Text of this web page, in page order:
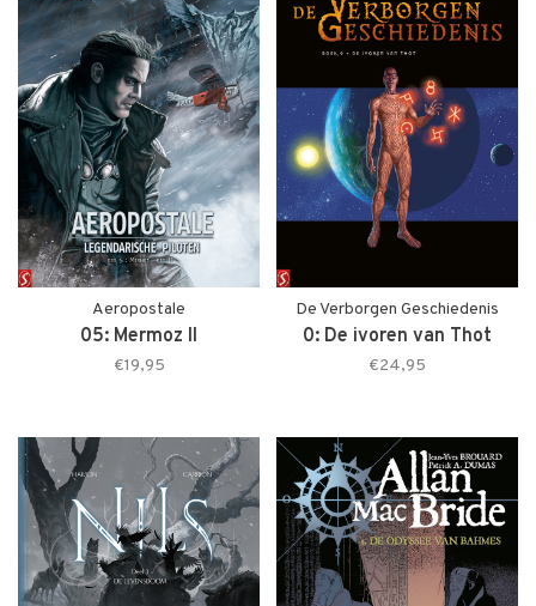
Aeropostale
05: Mermoz II
€19,95
De Verborgen Geschiedenis
0: De ivoren van Thot
€24,95